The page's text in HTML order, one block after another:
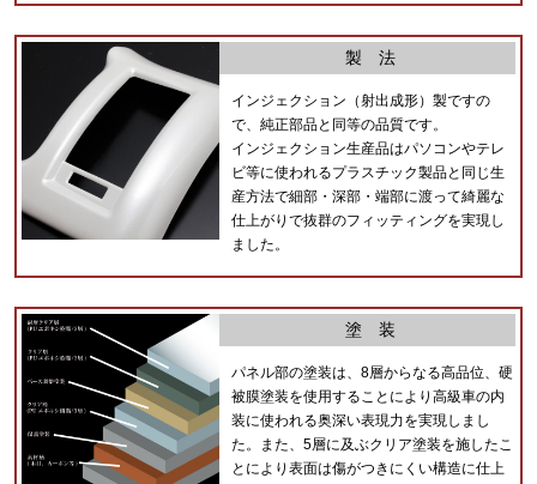
製 法
インジェクション（射出成形）製ですの
で、純正部品と同等の品質です。
インジェクション生産品はパソコンやテレ
ビ等に使われるプラスチック製品と同じ生
産方法で細部・深部・端部に渡って綺麗な
仕上がりで抜群のフィッティングを実現し
ました。
塗 装
パネル部の塗装は、8層からなる高品位、硬
被膜塗装を使用することにより高級車の内
装に使われる奥深い表現力を実現しまし
た。また、5層に及ぶクリア塗装を施したこ
とにより表面は傷がつきにくい構造に仕上